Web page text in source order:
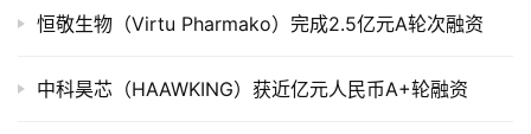
恒敬生物（Virtu Pharmako）完成2.5亿元A轮次融资
中科昊芯（HAAWKING）获近亿元人民币A+轮融资